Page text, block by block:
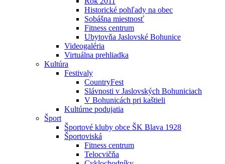
Historické pohľady na obec
Sobášna miestnosť
Fitness centrum
Ubytovňa Jaslovské Bohunice
Videogaléria
Virtuálna prehliadka
Kultúra
Festivaly
CountryFest
Slávnosti v Jaslovských Bohuniciach
V Bohunicách pri kaštieli
Kultúrne podujatia
Šport
Športové kluby obce ŠK Blava 1928
Športoviská
Fitness centrum
Telocvičňa